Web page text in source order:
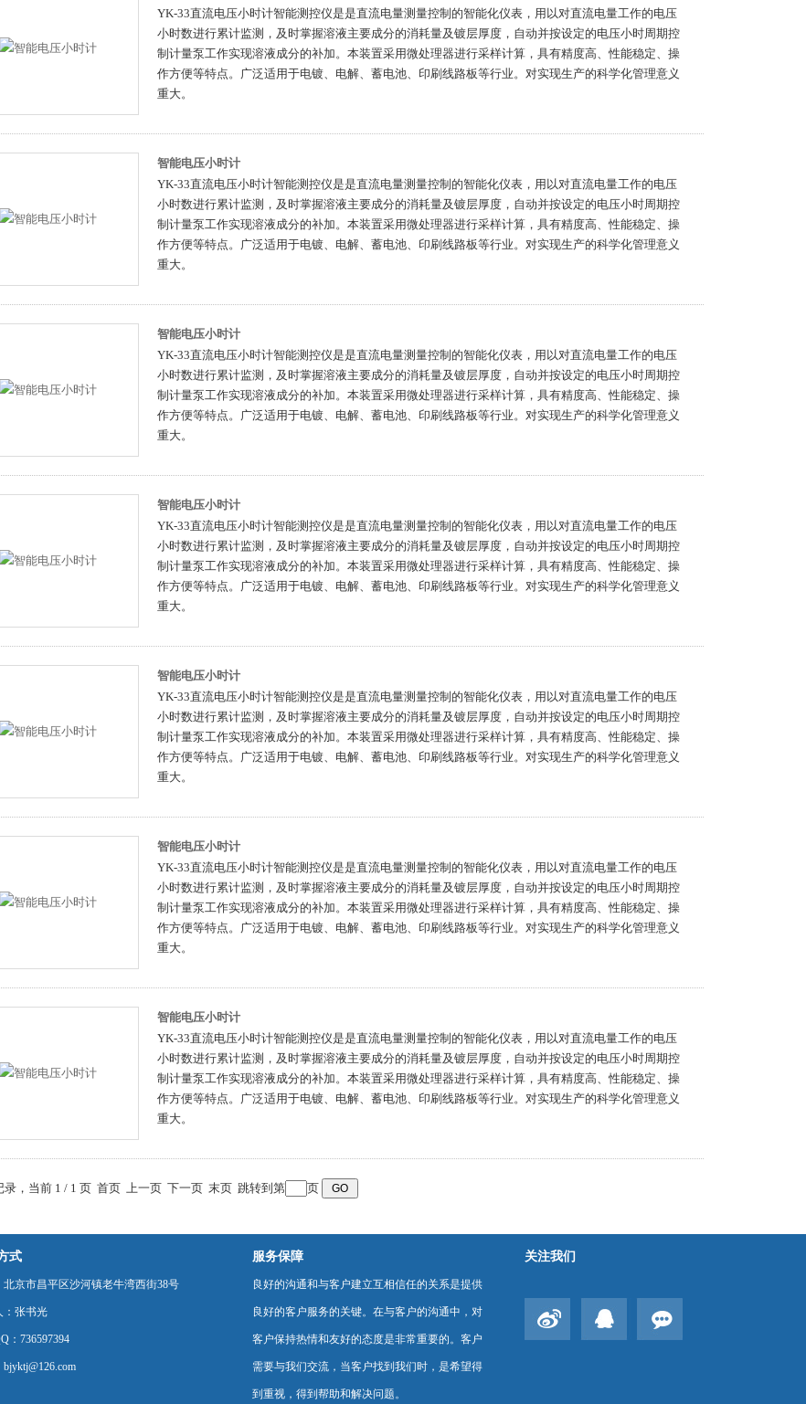
YK-33直流电压小时计智能测控仪是是直流电量测量控制的智能化仪表，用以对直流电量工作的电压
小时数进行累计监测，及时掌握溶液主要成分的消耗量及镀层厚度，自动并按设定的电压小时周期控
制计量泵工作实现溶液成分的补加。本装置采用微处理器进行采样计算，具有精度高、性能稳定、操
作方便等特点。广泛适用于电镀、电解、蓄电池、印刷线路板等行业。对实现生产的科学化管理意义
重大。
智能电压小时计
YK-33直流电压小时计智能测控仪是是直流电量测量控制的智能化仪表，用以对直流电量工作的电压
小时数进行累计监测，及时掌握溶液主要成分的消耗量及镀层厚度，自动并按设定的电压小时周期控
制计量泵工作实现溶液成分的补加。本装置采用微处理器进行采样计算，具有精度高、性能稳定、操
作方便等特点。广泛适用于电镀、电解、蓄电池、印刷线路板等行业。对实现生产的科学化管理意义
重大。
智能电压小时计
YK-33直流电压小时计智能测控仪是是直流电量测量控制的智能化仪表，用以对直流电量工作的电压
小时数进行累计监测，及时掌握溶液主要成分的消耗量及镀层厚度，自动并按设定的电压小时周期控
制计量泵工作实现溶液成分的补加。本装置采用微处理器进行采样计算，具有精度高、性能稳定、操
作方便等特点。广泛适用于电镀、电解、蓄电池、印刷线路板等行业。对实现生产的科学化管理意义
重大。
智能电压小时计
YK-33直流电压小时计智能测控仪是是直流电量测量控制的智能化仪表，用以对直流电量工作的电压
小时数进行累计监测，及时掌握溶液主要成分的消耗量及镀层厚度，自动并按设定的电压小时周期控
制计量泵工作实现溶液成分的补加。本装置采用微处理器进行采样计算，具有精度高、性能稳定、操
作方便等特点。广泛适用于电镀、电解、蓄电池、印刷线路板等行业。对实现生产的科学化管理意义
重大。
智能电压小时计
YK-33直流电压小时计智能测控仪是是直流电量测量控制的智能化仪表，用以对直流电量工作的电压
小时数进行累计监测，及时掌握溶液主要成分的消耗量及镀层厚度，自动并按设定的电压小时周期控
制计量泵工作实现溶液成分的补加。本装置采用微处理器进行采样计算，具有精度高、性能稳定、操
作方便等特点。广泛适用于电镀、电解、蓄电池、印刷线路板等行业。对实现生产的科学化管理意义
重大。
智能电压小时计
YK-33直流电压小时计智能测控仪是是直流电量测量控制的智能化仪表，用以对直流电量工作的电压
小时数进行累计监测，及时掌握溶液主要成分的消耗量及镀层厚度，自动并按设定的电压小时周期控
制计量泵工作实现溶液成分的补加。本装置采用微处理器进行采样计算，具有精度高、性能稳定、操
作方便等特点。广泛适用于电镀、电解、蓄电池、印刷线路板等行业。对实现生产的科学化管理意义
重大。
智能电压小时计
YK-33直流电压小时计智能测控仪是是直流电量测量控制的智能化仪表，用以对直流电量工作的电压
小时数进行累计监测，及时掌握溶液主要成分的消耗量及镀层厚度，自动并按设定的电压小时周期控
制计量泵工作实现溶液成分的补加。本装置采用微处理器进行采样计算，具有精度高、性能稳定、操
作方便等特点。广泛适用于电镀、电解、蓄电池、印刷线路板等行业。对实现生产的科学化管理意义
重大。
录，当前 1 / 1 页 首页 上一页 下一页 末页 跳转到第 页
式
北京市昌平区沙河镇老牛湾西街38号
：张书光
：736597394
服务保障
良好的沟通和与客户建立互相信任的关系是提供
良好的客户服务的关键。在与客户的沟通中，对
客户保持热情和友好的态度是非常重要的。客户
需要与我们交流，当客户找到我们时，是希望得
到重视，得到帮助和解决问题。
关注我们